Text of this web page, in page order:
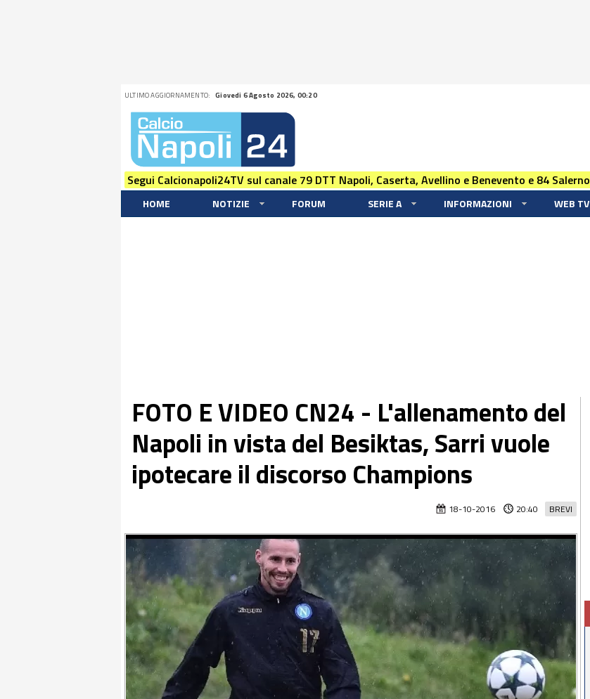
ULTIMO AGGIORNAMENTO: Giovedi 6 Agosto 2026, 00:20
Segui Calcionapoli24TV sul canale 79 DTT Napoli, Caserta, Avellino e Benevento e 84 Salerno
HOME NOTIZIE FORUM SERIE A INFORMAZIONI WEB TV
FOTO E VIDEO CN24 - L'allenamento del
Napoli in vista del Besiktas, Sarri vuole
ipotecare il discorso Champions
BREVI
18-10-2016 20:40